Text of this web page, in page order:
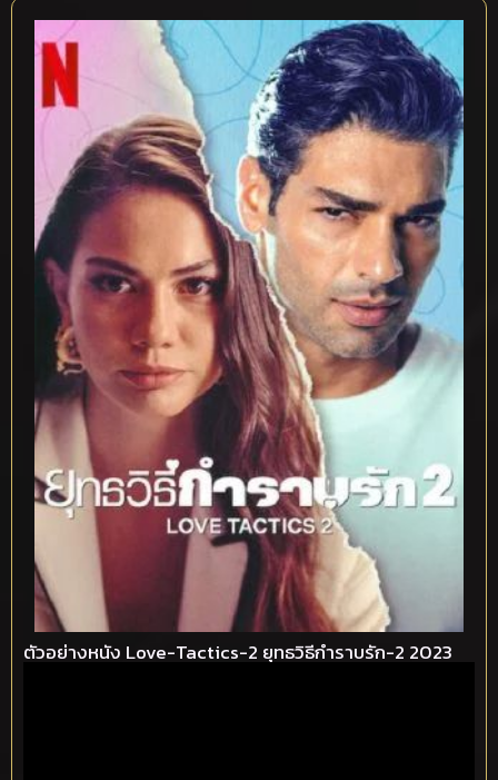
ตัวอย่างหนัง Love-Tactics-2 ยุทธวิธีกำราบรัก-2 2023